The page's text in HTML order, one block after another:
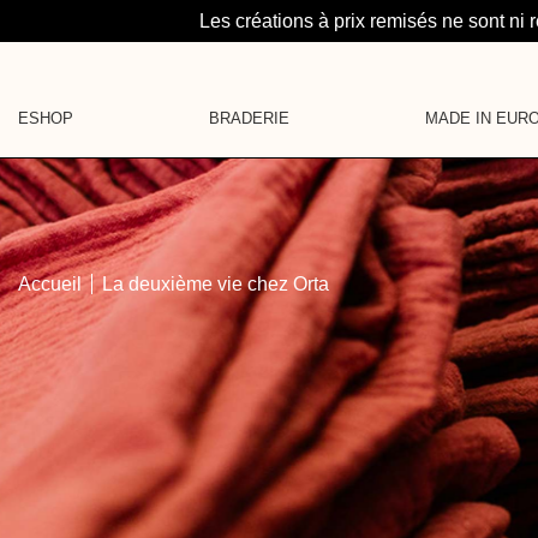
Les créations à prix remisés ne sont ni
ESHOP
CATÉGORIES
MAILLES
CHEMISES
SOUS-PULLS
HAUTS
ROBES
PANTALONS & SHORTS
JUPES
DENIM
MAROQUINERIE
ACCESSOIRES
MAROQUINERIE
MÉDAILLONS
LA BRUME
CARTE CADEAU
BRADERIE MADE IN
LA SUITE : UN
Accueil La deuxième vie chez Orta